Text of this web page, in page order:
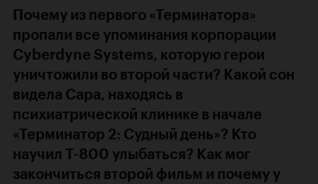
Почему из первого «Терминатора»
пропали все упоминания корпорации
Cyberdyne Systems, которую герои
уничтожили во второй части? Какой сон
видела Сара, находясь в
психиатрической клинике в начале
«Терминатор 2: Судный день»? Кто
научил Т-800 улыбаться? Как мог
закончиться второй фильм и почему у